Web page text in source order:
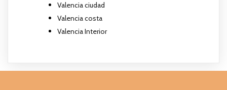
Valencia ciudad
Valencia costa
Valencia Interior